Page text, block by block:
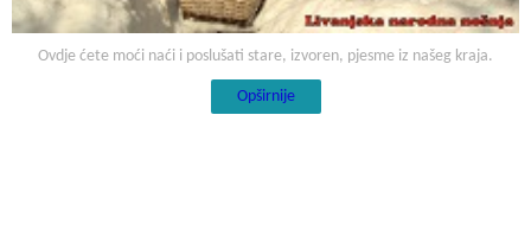
Ovdje ćete moći naći i poslušati stare, izvoren, pjesme iz našeg kraja.
Opširnije